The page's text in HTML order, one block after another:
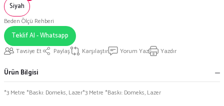
Siyah
Beden Ölçü Rehberi
Teklif Al - Whatsapp
Tavsiye Et Paylaş Karşılaştır Yorum Yaz Yazdır
Ürün Bilgisi
*3 Metre *Baskı: Domeks, Lazer*3 Metre *Baskı: Domeks, Lazer